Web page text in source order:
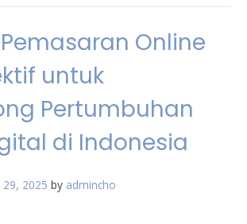
Online
untuk
Pertumbuhan
di Indonesia
29, 2025 by admincho